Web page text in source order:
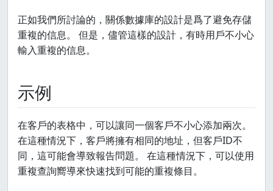
正如我們所討論的，關係數據庫的設計是爲了避免存儲
重複的信息。 但是，儘管這樣的設計，有時用戶不小心
輸入重複的信息。
示例
在客戶的表格中，可以讓同一個客戶不小心添加兩次。
在這種情況下，客戶將擁有相同的地址，但客戶ID不
同，這可能會導致報告問題。 在這種情況下，可以使用
重複查詢嚮導來快速找到可能的重複條目。